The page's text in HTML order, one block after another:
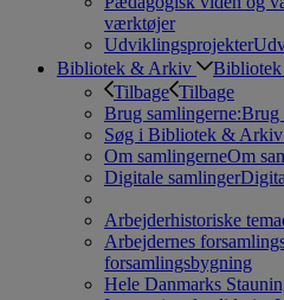
værktøjer
Udviklingsprojekter
Bibliotek & Arkiv
Tilbage Tilbage
Brug samlingerne:Brug
Søg i Bibliotek & Arkiv
Om samlingerneOm
Digitale samlinger
Arbejderhistoriske
Arbejdernes
forsamlingsbygning
Hele Danmarks